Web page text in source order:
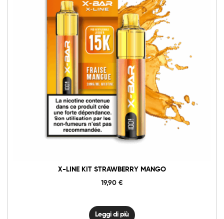
X-LINE KIT STRAWBERRY MANGO
19,90 €
Leggi di più